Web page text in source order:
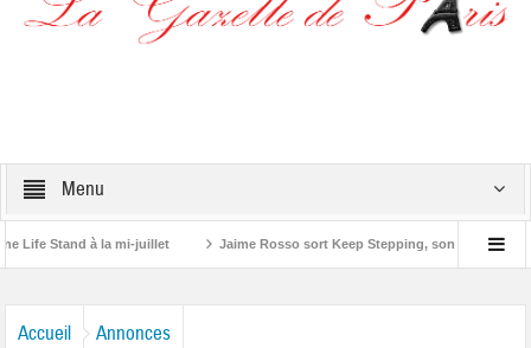
Menu
Stand à la mi-juillet Jaime Rosso sort Keep Stepping, son nouvel EP
Accueil Annonces